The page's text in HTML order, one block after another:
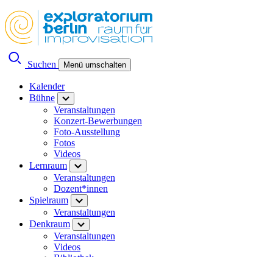
Suchen Menü umschalten
Kalender
Bühne
Veranstaltungen
Konzert-Bewerbungen
Foto-Ausstellung
Fotos
Videos
Lernraum
Veranstaltungen
Dozent*innen
Spielraum
Veranstaltungen
Denkraum
Veranstaltungen
Videos